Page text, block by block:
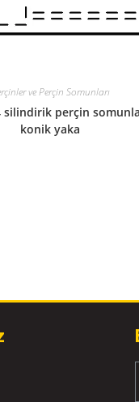
ve Perçin Somunları
silindirik perçin
konik yaka